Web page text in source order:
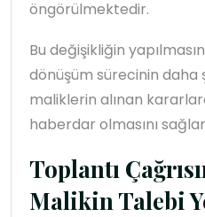
öngörülmektedir.
Bu değişikliğin
dönüşüm sürecinin
maliklerin alınan
haberdar olmasını
Toplantı
Malikin Talebi